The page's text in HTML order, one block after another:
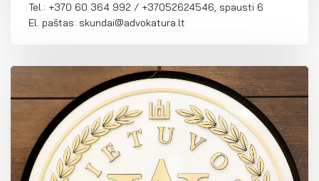
Tel.: +370 60 364 992 / +37052624546, spausti 6
El. paštas: skundai@advokatura.lt